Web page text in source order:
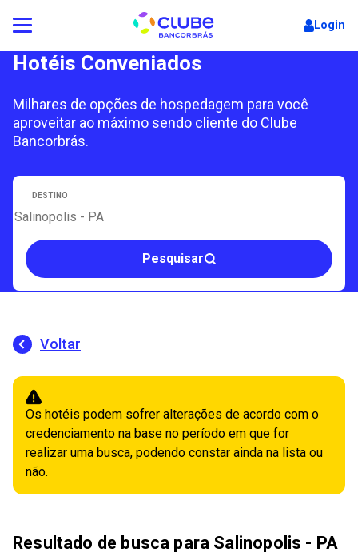
Login
Hotéis Conveniados
Milhares de opções de hospedagem para você
aproveitar ao máximo sendo cliente do Clube
Bancorbrás.
DESTINO
Pesquisar
Voltar
Os hotéis podem sofrer alterações de acordo com o
credenciamento na base no período em que for
realizar uma busca, podendo constar ainda na lista ou
não.
Resultado de busca para Salinopolis - PA